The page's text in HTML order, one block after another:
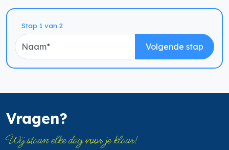
Stap 1 van 2
Naam
Volgende stap
Vragen?
Wij staan elke dag voor je klaar!